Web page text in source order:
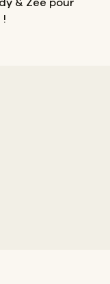
& Zee pour
!